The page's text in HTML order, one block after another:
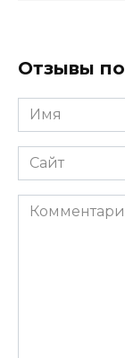
Отзывы
Имя
*
Сайт
Комментарий